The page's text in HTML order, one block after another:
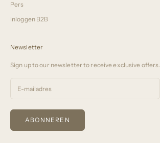
Pers
Inloggen B2B
Newsletter
Sign up to our newsletter to receive exclusive offers.
ABONNEREN